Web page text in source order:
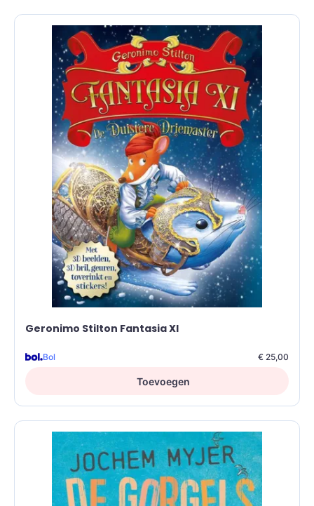
Geronimo Stilton Fantasia XI
Bol € 25,00
Toevoegen